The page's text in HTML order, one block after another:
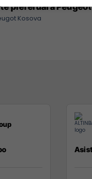
preferuara Peugeot
Kosova